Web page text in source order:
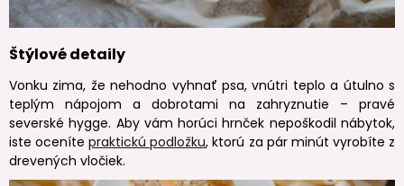
Štýlové detaily
Vonku zima, že nehodno vyhnať psa, vnútri teplo a útulno s
teplým nápojom a dobrotami na zahryznutie – pravé
severské hygge. Aby vám horúci hrnček nepoškodil nábytok,
iste ocenítepraktickú podložku, ktorú za pár minút vyrobíte z
drevených vločiek.